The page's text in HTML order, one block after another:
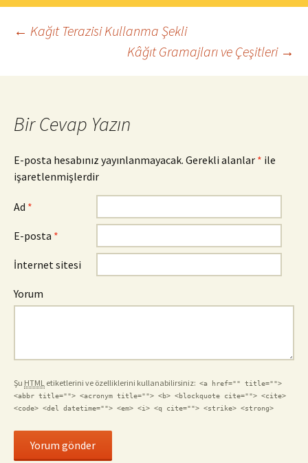
Yazı dolaşımı
← Kağıt Terazisi Kullanma Şekli
Kâğıt Gramajları ve Çeşitleri →
Bir Cevap Yazın
E-posta hesabınız yayınlanmayacak. Gerekli alanlar * ile
işaretlenmişlerdir
Ad *
E-posta *
İnternet sitesi
Yorum
Şu HTML etiketlerini ve özelliklerini kullanabilirsiniz: <a href="" title="">
<abbr title=""> <acronym title=""> <b> <blockquote cite=""> <cite>
<code> <del datetime=""> <em> <i> <q cite=""> <strike> <strong>